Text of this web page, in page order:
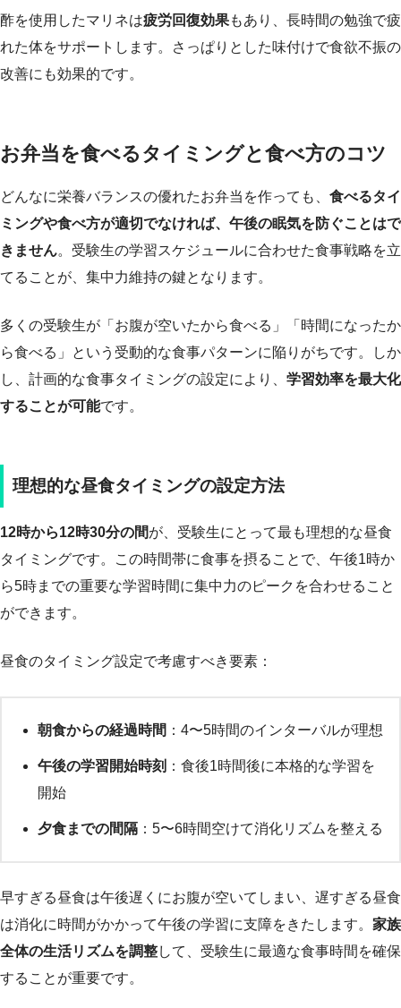
酢を使用したマリネは疲労回復効果もあり、長時間の勉強で疲
れた体をサポートします。さっぱりとした味付けで食欲不振の
改善にも効果的です。
お弁当を食べるタイミングと食べ方のコツ
どんなに栄養バランスの優れたお弁当を作っても、 食べるタイ
ミングや食べ方が適切でなければ、午後の眠気を防ぐことはで
きません。受験生の学習スケジュールに合わせた食事戦略を立
てることが、集中力維持の鍵となります。
多くの受験生が「お腹が空いたから食べる」「時間になったか
ら食べる」という受動的な食事パターンに陥りがちです。しか
し、計画的な食事タイミングの設定により、 学習効率を最大化
することが可能です。
理想的な昼食タイミングの設定方法
12時から12時30分の間が、受験生にとって最も理想的な昼食
タイミングです。この時間帯に食事を摂ることで、午後1時か
ら5時までの重要な学習時間に集中力のピークを合わせること
ができます。
昼食のタイミング設定で考慮すべき要素：
朝食からの経過時間 ：4〜5時間のインターバルが理想
午後の学習開始時刻 ：食後1時間後に本格的な学習を
開始
夕食までの間隔 ：5〜6時間空けて消化リズムを整える
早すぎる昼食は午後遅くにお腹が空いてしまい、遅すぎる昼食
は消化に時間がかかって午後の学習に支障をきたします。 家族
全体の生活リズムを調整して、受験生に最適な食事時間を確保
することが重要です。